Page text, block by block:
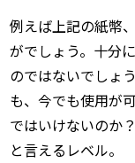
例えば上記の紙幣
がでしょう。十分
のではないでしょ
も、今でも使用が
ではいけないのか
と言えるレベル。